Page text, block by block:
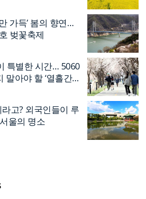
가득’ 봄의 향연…
벚꽃축제
특별한 시간… 5060
아야 할 ‘열흘간의
고? 외국인들이 루
울의 명소